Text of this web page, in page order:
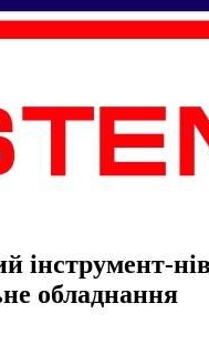
обладнання